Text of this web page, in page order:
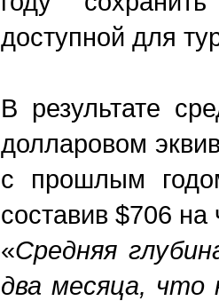
доступной для
В результате
долларовом
с прошлым
составив $706 на
«Средняя
два месяца,